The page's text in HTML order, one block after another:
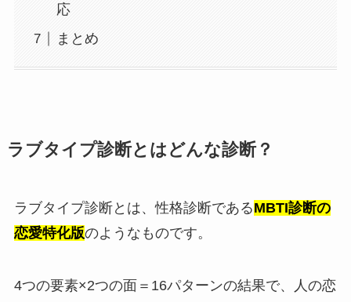
応
まとめ
ラブタイプ診断とはどんな診断？
ラブタイプ診断とは、性格診断であるMBTI診断の
恋愛特化版のようなものです。
4つの要素×2つの面＝16パターンの結果で、人の恋